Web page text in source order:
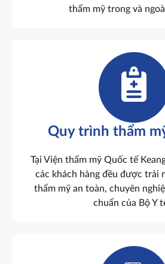
thẩm mỹ trong và
Quy trình thẩm
Tại Viện thẩm mỹ Quốc tế
các khách hàng đều được trải
thẩm mỹ an toàn, chuyên
chuẩn của Bộ Y